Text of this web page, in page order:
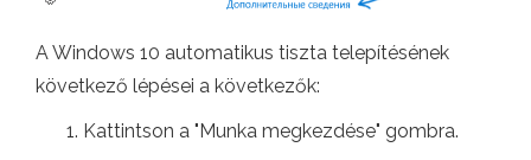
A Windows 10 automatikus tiszta telepítésének
következő lépései a következők:
Kattintson a "Munka megkezdése" gombra.